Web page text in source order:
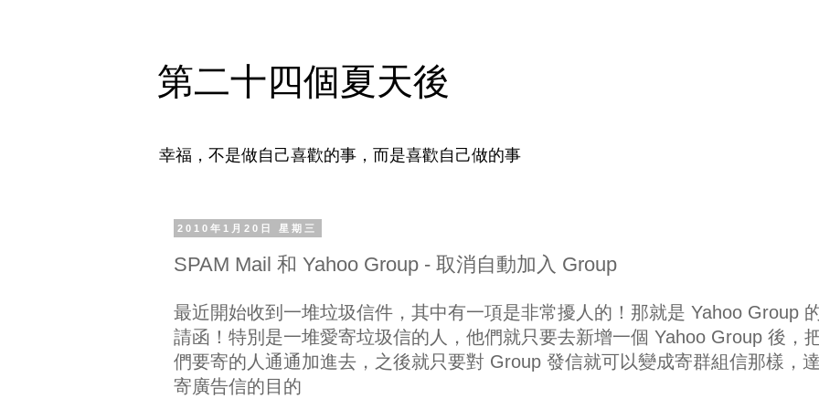
第二十四個夏天後
幸福，不是做自己喜歡的事，而是喜歡自己做的事
2010年1月20日 星期三
SPAM Mail 和 Yahoo Group - 取消自動加入 Group
最近開始收到一堆垃圾信件，其中有一項是非常擾人的！那就是 Yahoo Group
請函！特別是一堆愛寄垃圾信的人，他們就只要去新增一個 Yahoo Group 後，
們要寄的人通通加進去，之後就只要對 Group 發信就可以變成寄群組信那樣，
寄廣告信的目的